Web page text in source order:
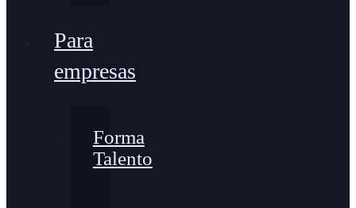
Para
empresas
Forma
Talento